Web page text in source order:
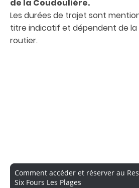
de la Coudoulière.
Les durées de trajet sont
titre indicatif et dépendent de
routier.
Comment accéder et réserver au
Six Fours Les Plages